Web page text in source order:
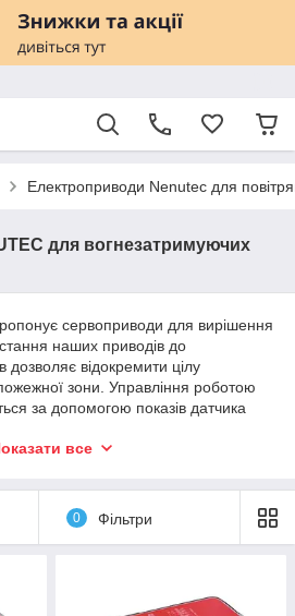
Електроприводи Nenutec для
для вогнезатримуючих
сервоприводи для вирішення
наших приводів до
дозволяє відокремити цілу
зони. Управління роботою
за допомогою показів датчика
продукції є сервоприводи до
системи, яка запобігає
відокремлює зону шляху
виникнення пожежі.
все
0 Фільтри